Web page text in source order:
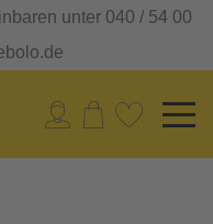
unter 040 / 54 00